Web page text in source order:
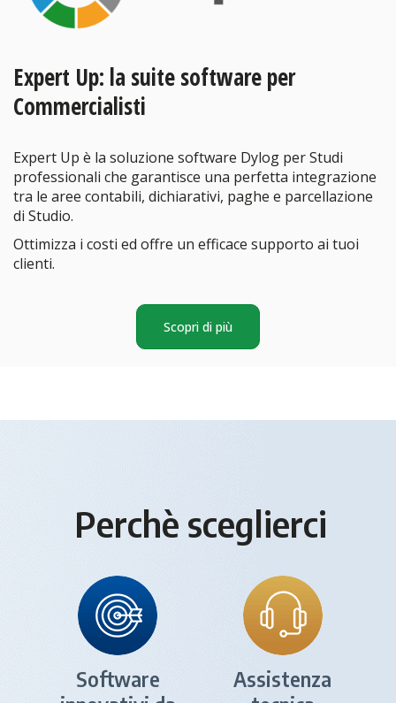
Expert Up: la suite software per
Commercialisti
Expert Up è la soluzione software Dylog per Studi
professionali che garantisce una perfetta integrazione
tra le aree contabili, dichiarativi, paghe e parcellazione
di Studio.
Ottimizza i costi ed offre un efficace supporto ai tuoi
clienti.
Scopri di più
Perchè sceglierci
Software
Assistenza